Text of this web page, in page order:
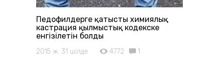
Педофилдерге қатысты химиялық
кастрация қылмыстық кодекске
енгізілетін болды
2015 ж. 31 шілде 4772 1